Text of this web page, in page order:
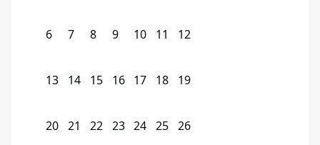
6 7 8 9 10 11 12
13 14 15 16 17 18 19
20 21 22 23 24 25 26